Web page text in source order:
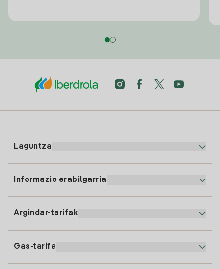
Laguntza
91 919 52 73
clientes@tuiberdrola.es
Informazio erabilgarria
Argindar-tarifak
Gas-tarifa